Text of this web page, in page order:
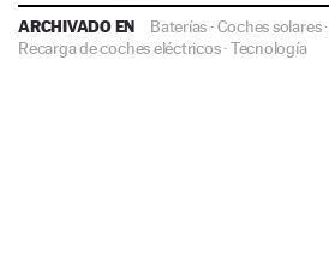
ARCHIVADO EN Baterías ·Coches solares·
Recarga de coches eléctricos·Tecnología